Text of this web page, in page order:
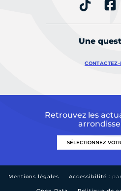
Une
CONTACTEZ-
Retrouvez les
Mentions légales Accessibilité :